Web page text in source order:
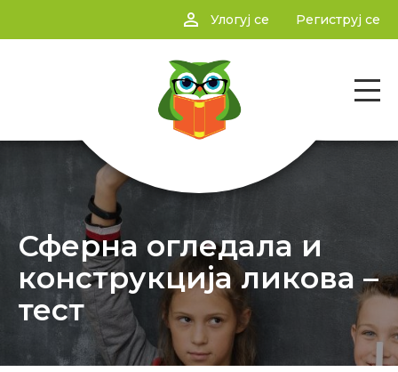
person_outline Улогуј се Региструј се
Сферна огледала и
конструкција ликова –
тест